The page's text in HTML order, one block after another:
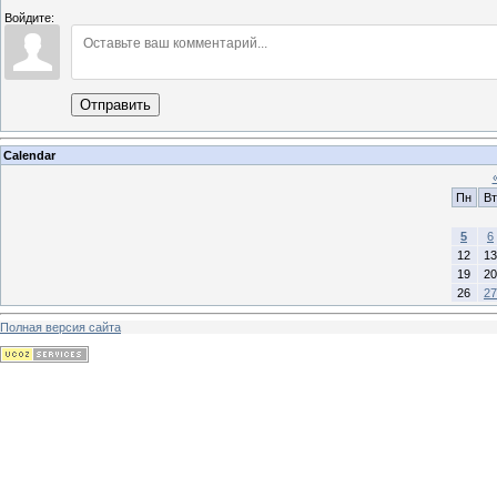
Войдите:
Отправить
Calendar
Пн
Вт
5
6
12
13
19
20
26
27
Полная версия сайта